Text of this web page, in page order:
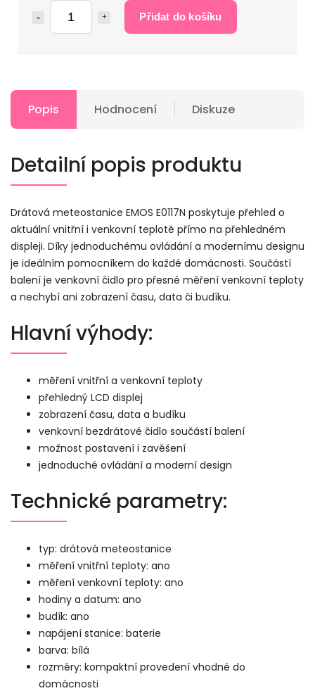
Přidat do košíku
Popis Hodnocení Diskuze
Detailní popis produktu
Drátová meteostanice EMOS E0117N poskytuje přehled o
aktuální vnitřní i venkovní teplotě přímo na přehledném
displeji. Díky jednoduchému ovládání a modernímu designu
je ideálním pomocníkem do každé domácnosti. Součástí
balení je venkovní čidlo pro přesné měření venkovní teploty
a nechybí ani zobrazení času, data či budíku.
Hlavní výhody:
měření vnitřní a venkovní teploty
přehledný LCD displej
zobrazení času, data a budíku
venkovní bezdrátové čidlo součástí balení
možnost postavení i zavěšení
jednoduché ovládání a moderní design
Technické parametry:
typ: drátová meteostanice
měření vnitřní teploty: ano
měření venkovní teploty: ano
hodiny a datum: ano
budík: ano
napájení stanice: baterie
barva: bílá
rozměry: kompaktní provedení vhodné do
domácnosti